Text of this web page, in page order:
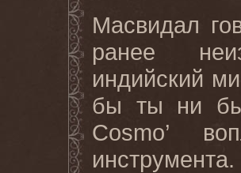
Масвидал
ранее
индийский
бы ты ни
Cosmo’
инструмента.